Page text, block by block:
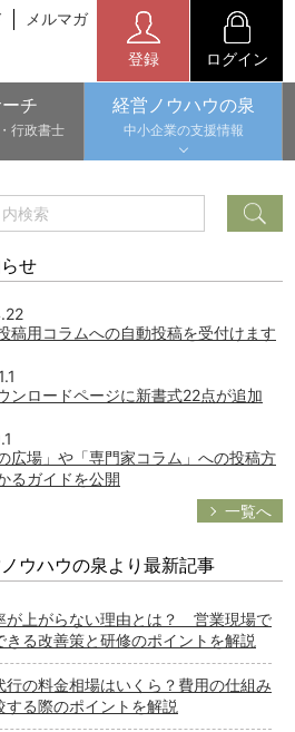
メルマガ
登録 ログイン
チ
行政書士
経営ノウハウの泉
中小企業の支援情報
せ
稿用コラムへの自動投稿を受付けます
ンロードページに新書式22点が追加
広場」や「専門家コラム」への投稿方
るガイドを公開
一覧へ
ウハウの泉より最新記事
が上がらない理由とは？ 営業現場で
きる改善策と研修のポイントを解説
行の料金相場はいくら？費用の仕組み
する際のポイントを解説